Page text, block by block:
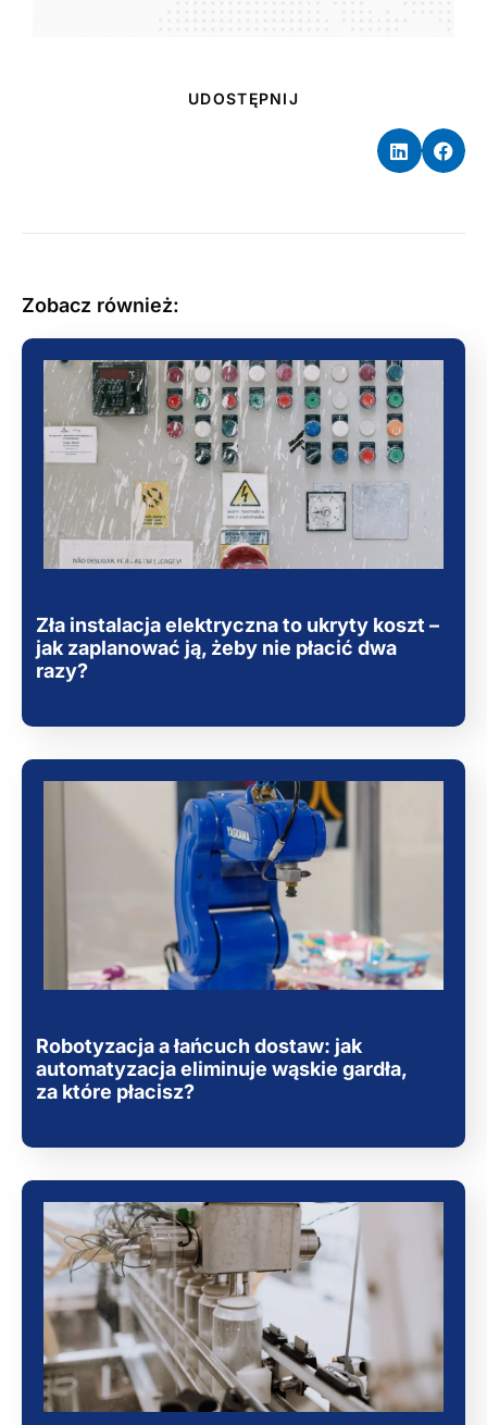
UDOSTĘPNIJ
Zobacz również:
Zła instalacja elektryczna to ukryty koszt –
jak zaplanować ją, żeby nie płacić dwa
razy?
Robotyzacja a łańcuch dostaw: jak
automatyzacja eliminuje wąskie gardła,
za które płacisz?